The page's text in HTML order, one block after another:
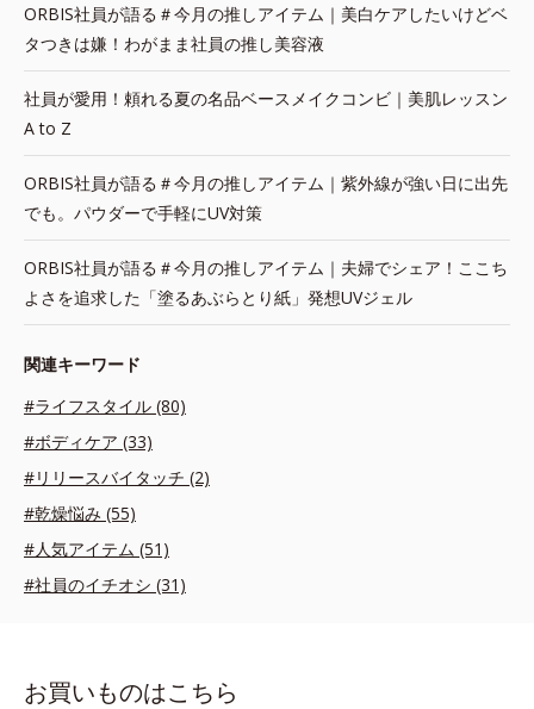
ORBIS社員が語る＃今月の推しアイテム｜美白ケアしたいけどベ
タつきは嫌！わがまま社員の推し美容液
社員が愛用！頼れる夏の名品ベースメイクコンビ｜美肌レッスン
A to Z
ORBIS社員が語る＃今月の推しアイテム｜紫外線が強い日に出先
でも。パウダーで手軽にUV対策
ORBIS社員が語る＃今月の推しアイテム｜夫婦でシェア！ここち
よさを追求した「塗るあぶらとり紙」発想UVジェル
関連キーワード
#ライフスタイル (80)
#ボディケア (33)
#リリースバイタッチ (2)
#乾燥悩み (55)
#人気アイテム (51)
#社員のイチオシ (31)
お買いものはこちら